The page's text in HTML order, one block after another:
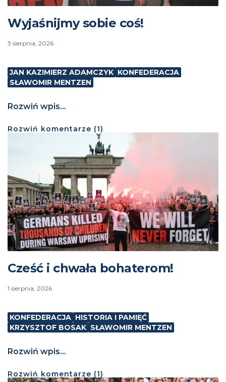
Wyjaśnijmy sobie coś!
3 sierpnia, 2026
JAN KAZIMIERZ ADAMCZYK KONFEDERACJA
SŁAWOMIR MENTZEN
Rozwiń wpis...
Rozwiń komentarze (1)
Cześć i chwała bohaterom!
1 sierpnia, 2026
KONFEDERACJA HISTORIA I PAMIĘĆ
KRZYSZTOF BOSAK SŁAWOMIR MENTZEN
Rozwiń wpis...
Rozwiń komentarze (1)